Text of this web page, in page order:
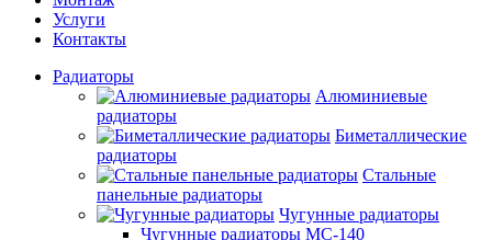
Услуги
Контакты
Радиаторы
Алюминиевые
радиаторы
Биметаллические
радиаторы
Стальные
панельные радиаторы
Чугунные радиаторы
Чугунные радиаторы МС-140